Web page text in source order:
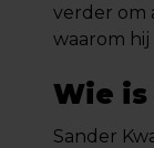
verder om
waarom
Wie is
Sander